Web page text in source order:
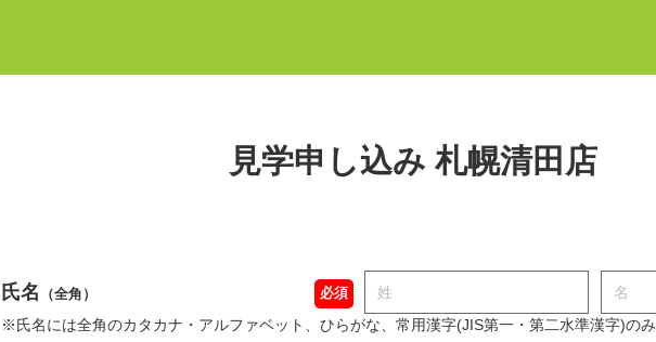
見学申し込み 札幌清田店
氏名 （全角） 必須
※氏名には全角のカタカナ・アルファベット、ひらがな、常用漢字(JIS第一・第二水準漢字)のみ